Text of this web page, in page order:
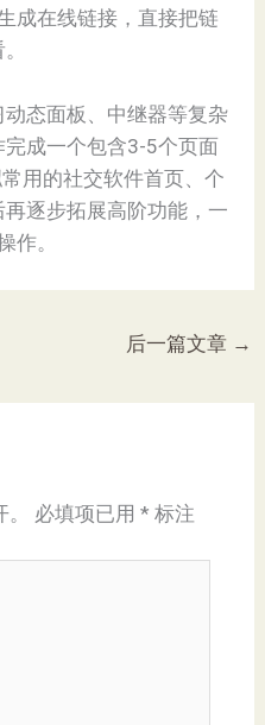
成在线链接，直接把链
态面板、中继器等复杂
成一个包含3-5个页面
用的社交软件首页、个
逐步拓展高阶功能，一
作。
后一篇文章 →
必填项已用 * 标注